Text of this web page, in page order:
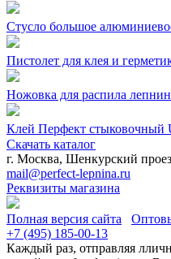
Стусло большое
Пистолет для клея и
Ножовка для распила
Клей Перфект
Скачать каталог
г. Москва, Шенкурский
mail@perfect-lepnina.ru
Реквизиты магазина
Полная версия сайта
+7 (495) 185-00-13
Каждый раз, отправляя